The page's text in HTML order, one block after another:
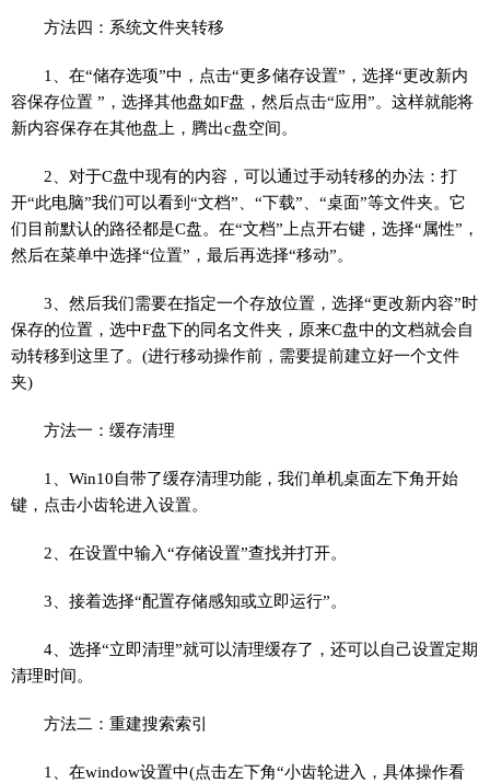
方法四：系统文件夹转移
1、在“储存选项”中，点击“更多储存设置”，选择“更改新内
容保存位置 ”，选择其他盘如F盘，然后点击“应用”。这样就能将
新内容保存在其他盘上，腾出c盘空间。
2、对于C盘中现有的内容，可以通过手动转移的办法：打
开“此电脑”我们可以看到“文档”、“下载”、“桌面”等文件夹。它
们目前默认的路径都是C盘。在“文档”上点开右键，选择“属性”，
然后在菜单中选择“位置”，最后再选择“移动”。
3、然后我们需要在指定一个存放位置，选择“更改新内容”时
保存的位置，选中F盘下的同名文件夹，原来C盘中的文档就会自
动转移到这里了。(进行移动操作前，需要提前建立好一个文件
夹)
方法一：缓存清理
1、Win10自带了缓存清理功能，我们单机桌面左下角开始
键，点击小齿轮进入设置。
2、在设置中输入“存储设置”查找并打开。
3、接着选择“配置存储感知或立即运行”。
4、选择“立即清理”就可以清理缓存了，还可以自己设置定期
清理时间。
方法二：重建搜索索引
1、在window设置中(点击左下角“小齿轮进入，具体操作看